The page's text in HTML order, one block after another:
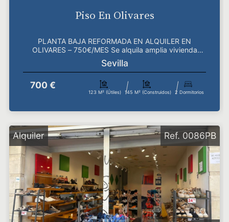
Piso En Olivares
PLANTA BAJA REFORMADA EN ALQUILER EN
OLIVARES – 750€/MES Se alquila amplia vivienda
reformada en planta...
Sevilla
700 €
123 M² (útiles) 145 M² (construidos) 2 Dormitorios
Alquiler Ref. 0086PB